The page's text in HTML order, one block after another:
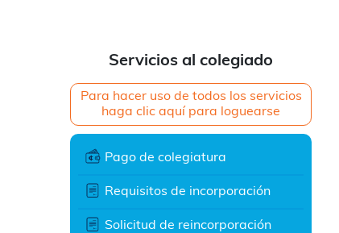
Servicios al colegiado
Para hacer uso de todos los servicios
haga clic aquí para loguearse
Pago de colegiatura
Requisitos de incorporación
Solicitud de reincorporación